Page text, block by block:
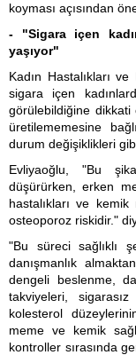
koyması açısından
- "Sigara içen
yaşıyor"
Kadın Hastalıkları
sigara içen
görülebildiğine
üretilememesine
durum değişiklikleri
Evliyaoğlu, "Bu
düşürürken, erken
hastalıkları ve kemik
osteoporoz riskidir."
"Bu süreci sağlıklı
danışmanlık
dengeli beslenme,
takviyeleri,
kolesterol
meme ve kemik
kontroller sırasında